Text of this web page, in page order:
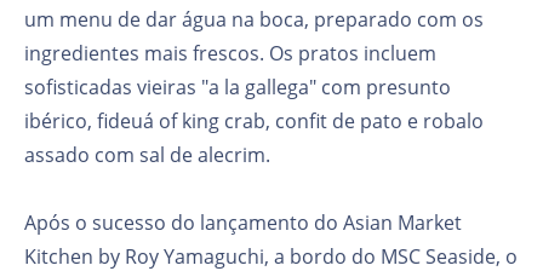
um menu de dar água na boca, preparado com os
ingredientes mais frescos. Os pratos incluem
sofisticadas vieiras "a la gallega" com presunto
ibérico, fideuá of king crab, confit de pato e robalo
assado com sal de alecrim.
Após o sucesso do lançamento do Asian Market
Kitchen by Roy Yamaguchi, a bordo do MSC Seaside, o